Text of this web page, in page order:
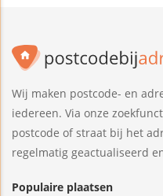
Wij maken postcode- en
iedereen. Via onze
postcode of straat bij het
regelmatig geactualiseerd
Populaire plaatsen